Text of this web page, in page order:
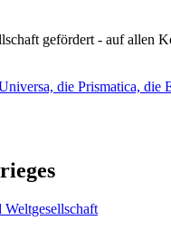
gefördert - auf allen
die Prismatica, die